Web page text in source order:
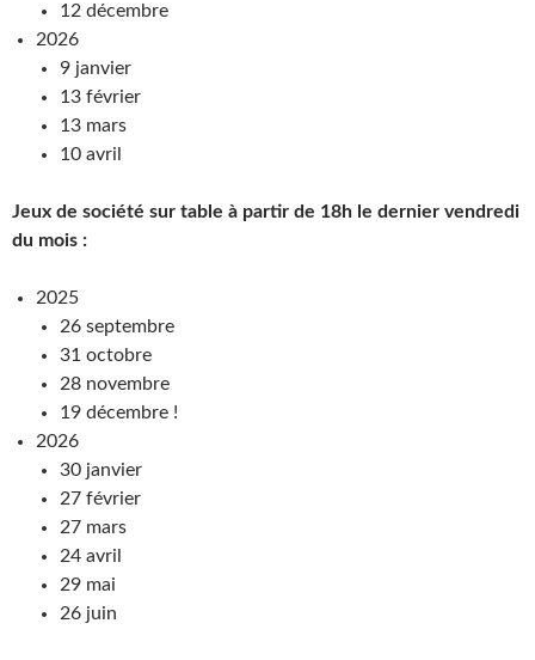
12 décembre
2026
9 janvier
13 février
13 mars
10 avril
Jeux de société sur table à partir de 18h le dernier vendredi
du mois :
2025
26 septembre
31 octobre
28 novembre
19 décembre !
2026
30 janvier
27 février
27 mars
24 avril
29 mai
26 juin